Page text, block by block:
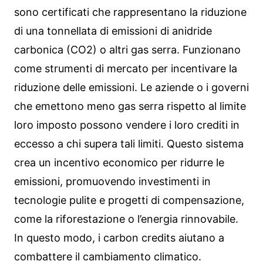
sono certificati che rappresentano la riduzione
di una tonnellata di emissioni di anidride
carbonica (CO2) o altri gas serra. Funzionano
come strumenti di mercato per incentivare la
riduzione delle emissioni. Le aziende o i governi
che emettono meno gas serra rispetto al limite
loro imposto possono vendere i loro crediti in
eccesso a chi supera tali limiti. Questo sistema
crea un incentivo economico per ridurre le
emissioni, promuovendo investimenti in
tecnologie pulite e progetti di compensazione,
come la riforestazione o l’energia rinnovabile.
In questo modo, i carbon credits aiutano a
combattere il cambiamento climatico.